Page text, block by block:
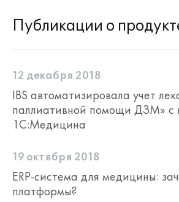
"1С:Предприятие 8.3" на 1
конфигурации "Медицина.
Стоматологическая
рабочее место.
В комплектации с
Ключ аппаратной защиты
"1С:Предприятие 8".
Ключ аппаратной защиты
Публикации о
12 декабря 2018
IBS автоматизировала учет
паллиативной помощи ДЗМ»
1С:Медицина
19 октября 2018
ERP-система для медицины:
платформы?